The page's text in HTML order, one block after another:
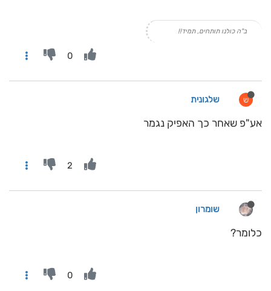
ב"ה כולנו תותחים, תמיד!!
0
ש שלגונית
אע"פ שאחר כך האפיק נגמר
2
שומרון
כלומר?
0